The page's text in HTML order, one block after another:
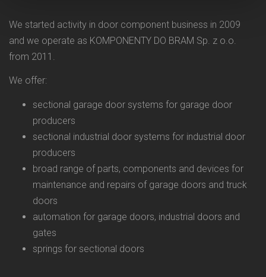
We started activity in door component business in 2009
and we operate as KOMPONENTY DO BRAM Sp. z o.o.
from 2011.
We offer:
sectional garage door systems for garage door
producers
sectional industrial door systems for industrial door
producers
broad range of parts, components and devices for
maintenance and repairs of garage doors and truck
doors
automation for garage doors, industrial doors and
gates
springs for sectional doors